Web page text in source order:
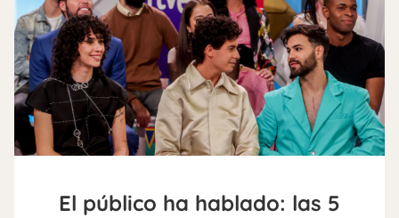
El público ha hablado: las 5